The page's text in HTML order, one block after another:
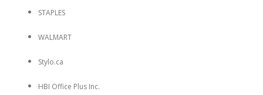
STAPLES
WALMART
Stylo.ca
HBI Office Plus Inc.